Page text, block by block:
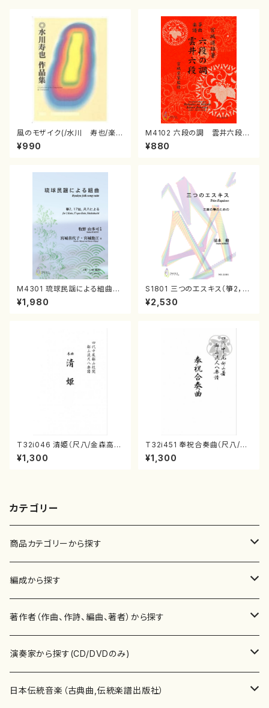
風のモザイク(/水川 寿也/楽
譜）
¥990
M4102 六段の調 雲井六段
（箏/宮城道雄著・宮城宗家監修/
箏曲古典楽譜）
¥880
M4301 琉球民謡による組曲
（箏/牧野由多可作曲/宮城喜代
子・宮城数江著/箏曲楽譜）
¥1,980
S1801 三つのエスキス（箏2，1
7/清水 脩/楽譜）
¥2,530
T32i046 清姫（尺八/金森高
山/楽譜）都山流公刊楽譜曲番：
45
¥1,300
T32i451 奉祝合奏曲（尺八/久
本玄智/楽譜）都山流公刊楽譜曲
番:2158
¥1,300
カテゴリー
商品カテゴリーから探す
楽譜
書籍
書籍
テキストブック
CD・DVD
チケット
編成から探す
邦楽器
箏・琴（ソロ）
箏・琴（合奏）
合唱
混声合唱
歌・声
著作者（作曲、作詩、編曲、著者）から探す
あ行
青木省三(アオキ ショウゾウ)
か行
演奏家から探す(CD/DVDのみ)
邦楽（箏、三味線、尺八等）演奏家
日本伝統音楽（古典曲,伝統楽譜出版社）